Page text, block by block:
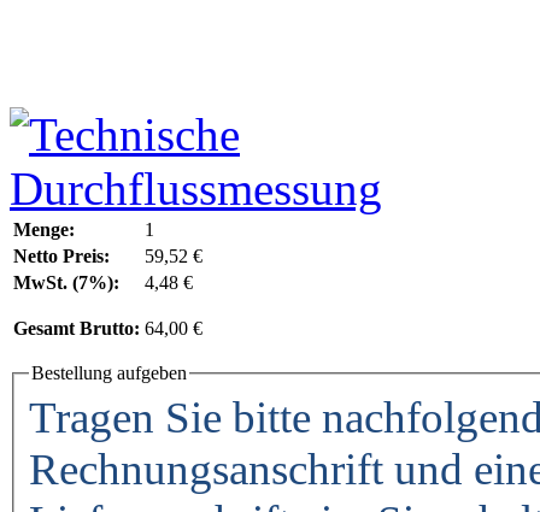
Menge:
1
Netto Preis:
59,52 €
MwSt. (7%):
4,48 €
Gesamt Brutto: 64,00 €
Bestellung aufgeben
Tragen Sie bitte
Rechnungsanschrift und